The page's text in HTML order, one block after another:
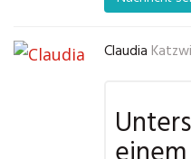
Claudia